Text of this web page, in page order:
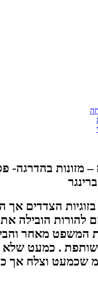
מזונות בהדרגה-
הצדדים אך
להורות הובילה
המשפט מאחר
. כמעט שלא
שכמעט וצלח אך